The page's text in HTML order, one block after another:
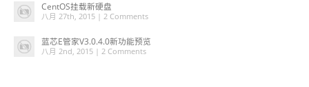
CentOS挂载新硬盘
八月 27th, 2015 | 2 Comments
蓝芯E管家V3.0.4.0新功能预览
八月 2nd, 2015 | 2 Comments